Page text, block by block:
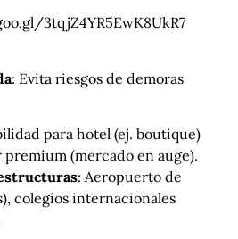
3tqjZ4YR5EwK8UkR7
: Evita riesgos de demoras
para hotel (ej. boutique)
(mercado en auge).
: Aeropuerto de
colegios internacionales